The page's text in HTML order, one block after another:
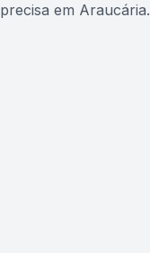
precisa em Araucária.